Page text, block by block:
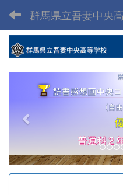
群馬県立吾妻中央
e
v
o
u